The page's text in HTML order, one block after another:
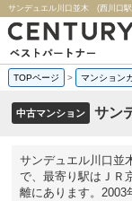
TOPページ > マンション
中古マンション サン
サンデュエル川口並
で、最寄り駅はＪＲ
離にあります。2003